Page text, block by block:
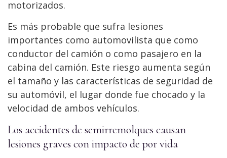
motorizados.
Es más probable que sufra lesiones
importantes como automovilista que como
conductor del camión o como pasajero en la
cabina del camión. Este riesgo aumenta según
el tamaño y las características de seguridad de
su automóvil, el lugar donde fue chocado y la
velocidad de ambos vehículos.
Los accidentes de semirremolques causan
lesiones graves con impacto de por vida